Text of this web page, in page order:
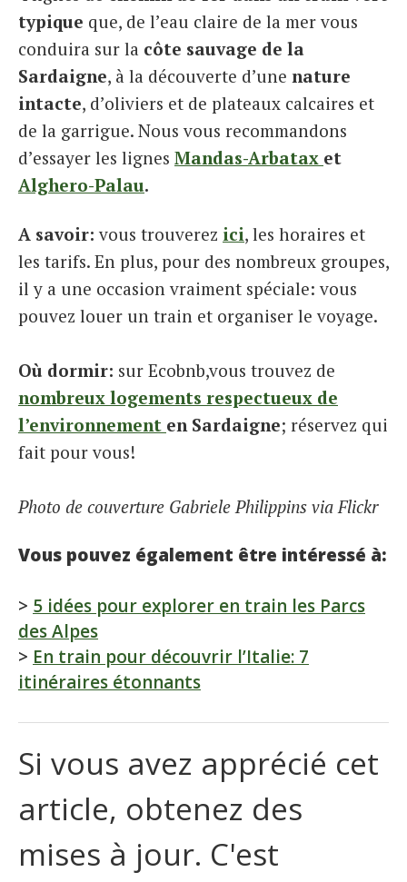
typique que, de l’eau claire de la mer vous
conduira sur la côte sauvage de la
Sardaigne, à la découverte d’une nature
intacte, d’oliviers et de plateaux calcaires et
de la garrigue. Nous vous recommandons
d’essayer les lignes Mandas-Arbatax et
Alghero-Palau.
A savoir: vous trouverez ici, les horaires et
les tarifs. En plus, pour des nombreux groupes,
il y a une occasion vraiment spéciale: vous
pouvez louer un train et organiser le voyage.
Où dormir: sur Ecobnb,vous trouvez de
nombreux logements respectueux de
l’environnement en Sardaigne; réservez qui
fait pour vous!
Photo de couverture Gabriele Philippins via Flickr
Vous pouvez également être intéressé à:
> 5 idées pour explorer en train les Parcs
des Alpes
> En train pour découvrir l’Italie: 7
itinéraires étonnants
Si vous avez apprécié cet
article, obtenez des
mises à jour. C'est